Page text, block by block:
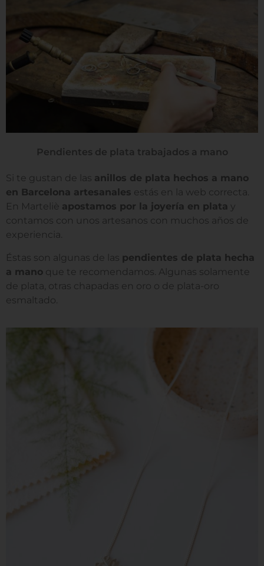
Pendientes de plata trabajados a mano
Si te gustan de las anillos de plata hechos a mano
en Barcelona artesanales estás en la web correcta.
En Marteliè apostamos por la joyería en plata y
contamos con unos artesanos con muchos años de
experiencia.
Éstas son algunas de las pendientes de plata hecha
a mano que te recomendamos. Algunas solamente
de plata, otras chapadas en oro o de plata-oro
esmaltado.